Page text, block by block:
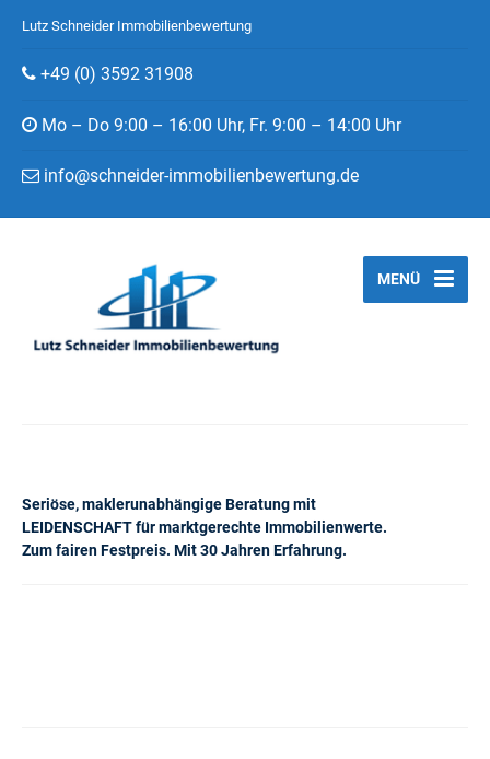
Lutz Schneider Immobilienbewertung
+49 (0) 3592 31908
Mo – Do 9:00 – 16:00 Uhr, Fr. 9:00 – 14:00 Uhr
info@schneider-immobilienbewertung.de
Seriöse, maklerunabhängige Beratung mit
LEIDENSCHAFT für marktgerechte Immobilienwerte.
Zum fairen Festpreis. Mit 30 Jahren Erfahrung.
MENÜ